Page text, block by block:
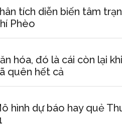
tích diễn biến tâm
Phèo
hóa, đó là cái còn lại
quên hết cả
hình dự báo hay quẻ